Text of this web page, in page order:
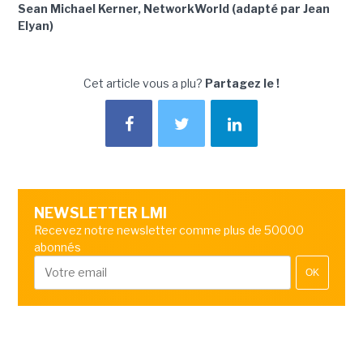
Sean Michael Kerner, NetworkWorld (adapté par Jean
Elyan)
Cet article vous a plu? Partagez le !
NEWSLETTER LMI
Recevez notre newsletter comme plus de 50000
abonnés
OK